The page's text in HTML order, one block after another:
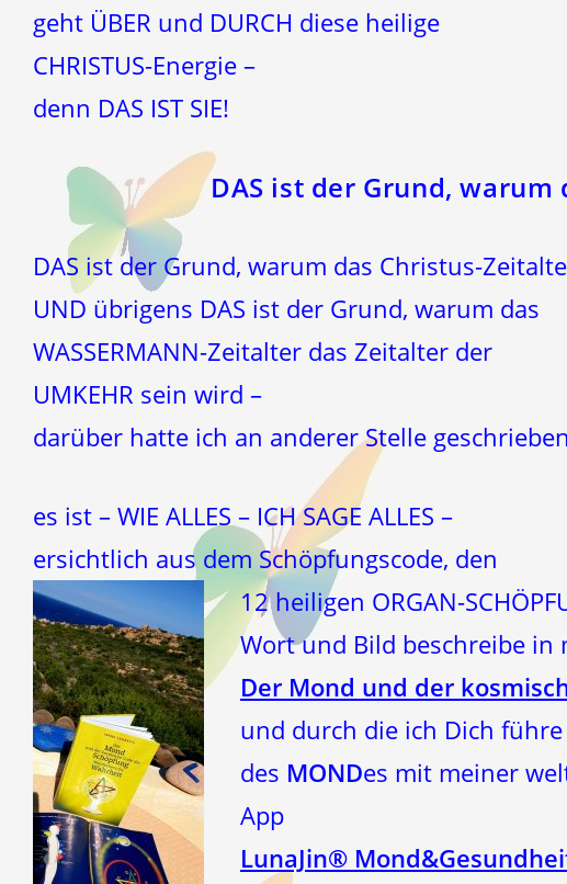
geht ÜBER und DURCH diese heilige
CHRISTUS-Energie –
denn DAS IST SIE!
DAS ist der Grund,
DAS ist der Grund, warum das Christus-
UND übrigens DAS ist der Grund, warum das
WASSERMANN-Zeitalter das Zeitalter der
UMKEHR sein wird –
darüber hatte ich an anderer Stelle
es ist – WIE ALLES – ICH SAGE ALLES –
ersichtlich aus dem Schöpfungscode, den
12 heiligen ORGAN-
Wort und Bild beschreibe in
Der Mond und der
und durch die ich Dich
des MONDes mit meiner
App
LunaJin®